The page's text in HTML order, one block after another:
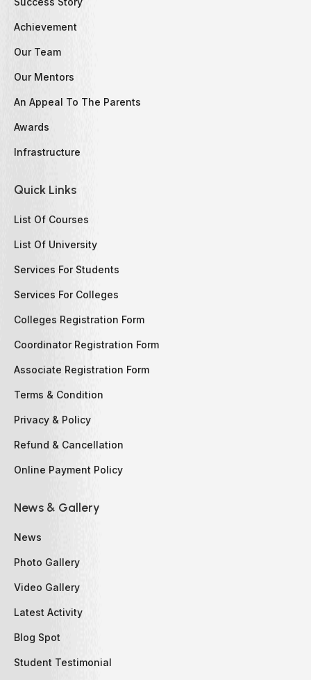
Achievement
Our Team
Our Mentors
An Appeal To The Parents
Awards
Infrastructure
Quick Links
List Of Courses
List Of University
Services For Students
Services For Colleges
Colleges Registration Form
Coordinator Registration Form
Associate Registration Form
Terms & Condition
Privacy & Policy
Refund & Cancellation
Online Payment Policy
News & Gallery
News
Photo Gallery
Video Gallery
Latest Activity
Blog Spot
Student Testimonial